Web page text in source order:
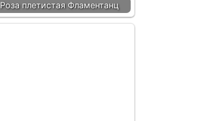
Роза плетистая Фламентанц